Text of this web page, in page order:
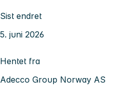
Sist endret
5. juni 2026
Hentet fra
Adecco Group Norway AS